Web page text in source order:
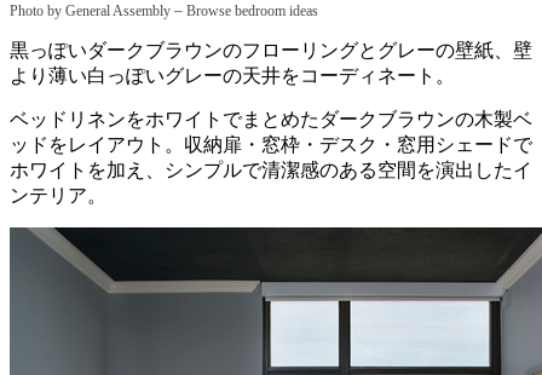
Photo by General Assembly – Browse bedroom ideas
黒っぽいダークブラウンのフローリングとグレーの壁紙、壁
より薄い白っぽいグレーの天井をコーディネート。
ベッドリネンをホワイトでまとめたダークブラウンの木製ベ
ッドをレイアウト。収納扉・窓枠・デスク・窓用シェードで
ホワイトを加え、シンプルで清潔感のある空間を演出したイ
ンテリア。